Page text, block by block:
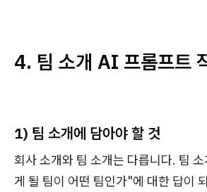
4. 팀 소개 AI 프롬프트
1) 팀 소개에 담아야 할 것
회사 소개와 팀 소개는 다릅니다. 팀
게 될 팀이 어떤 팀인가"에 대한 답이